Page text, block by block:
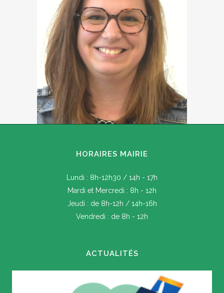
HORAIRES MAIRIE
Lundi : 8h-12h30 / 14h - 17h
Mardi et Mercredi : 8h - 12h
Jeudi : de 8h-12h / 14h-16h
Vendredi : de 8h - 12h
ACTUALITÉS